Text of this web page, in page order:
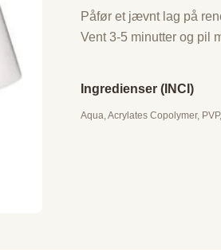
Påfør et jævnt lag på
Vent 3-5 minutter og pil
Ingredienser (INCI)
Aqua, Acrylates Copolymer,